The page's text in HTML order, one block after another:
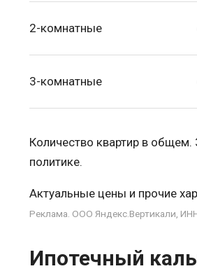
2-комнатные
3-комнатные
Количество квартир в
политике.
Актуальные цены и прочие
Реклама. ООО Яндекс.Вертикали,
Ипотечный